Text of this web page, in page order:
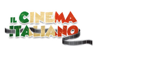
contenuto